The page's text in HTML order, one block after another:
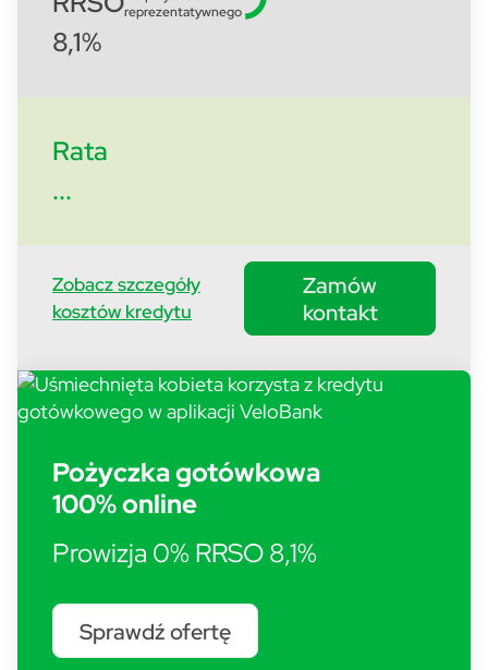
reprezentatywnego
8,1%
Rata
...
Zobacz szczegóły
kosztów kredytu
Zamów
kontakt
Pożyczka gotówkowa
100% online
Prowizja 0% RRSO 8,1%
Sprawdź ofertę